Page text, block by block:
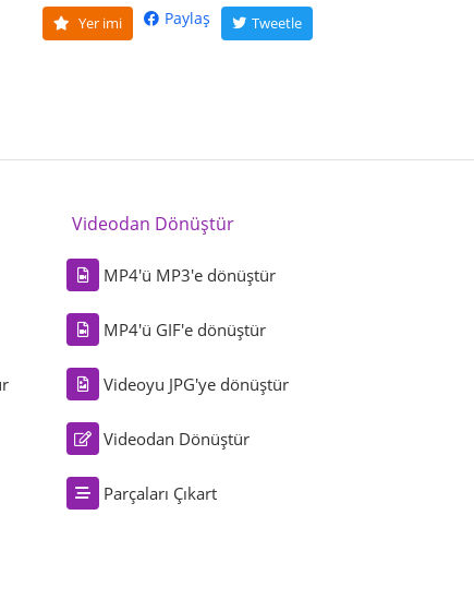
Yer imi Paylaş Tweetle
Videodan Dönüştür
MP4'ü MP3'e dönüştür
MP4'ü GIF'e dönüştür
Videoyu JPG'ye dönüştür
Videodan Dönüştür
Parçaları Çıkart